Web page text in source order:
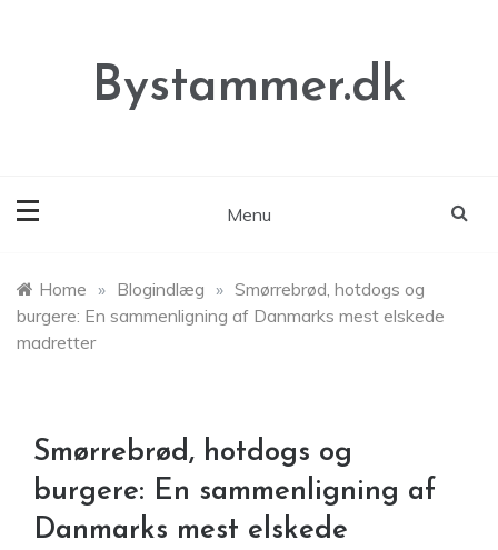
Bystammer.dk
Menu
Home » Blogindlæg » Smørrebrød, hotdogs og
burgere: En sammenligning af Danmarks mest elskede
madretter
Smørrebrød, hotdogs og
burgere: En sammenligning af
Danmarks mest elskede